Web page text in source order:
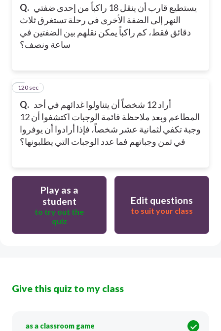
Q. يستطيع قارب أن ينقل 18 راكباً من إحدى ضفتي
النهر إلى الضفة الأخرى في رحلة تستغرق ثلاث
دقائق فقط، كم راكباً يمكن نقلهم بين الضفتين في
ساعة ونصف؟
Q. أراد 12 شخصاً أن يتناولوا غدائهم في أحد
المطاعم وبعد ملاحظة قائمة الوجبات اكتشفوا أن 12
وجبة تكفي لثمانية عشر شخصاً، فإذا أرادوا أن يوفروا
في ثمن وجباتهم فما عدد الوجبات التي يطلبونها؟
8
120 sec
Play as a
student
to try out the
quiz
Edit questions
to suit your class
Give this quiz to my class
as a classroom game